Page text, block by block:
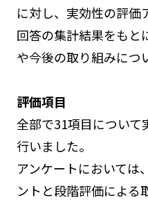
に対し、実効性の評価
回答の集計結果をもと
や今後の取り組みにつ
評価項目
全部で31項目について
行いました。
アンケートにおいては
ントと段階評価による